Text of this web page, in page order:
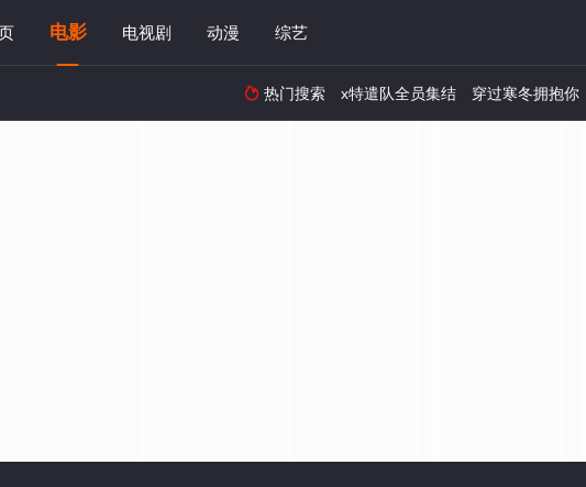
电影 电视剧 动漫 综艺
 热门搜索 x特遣队全员集结 穿过寒冬拥抱你